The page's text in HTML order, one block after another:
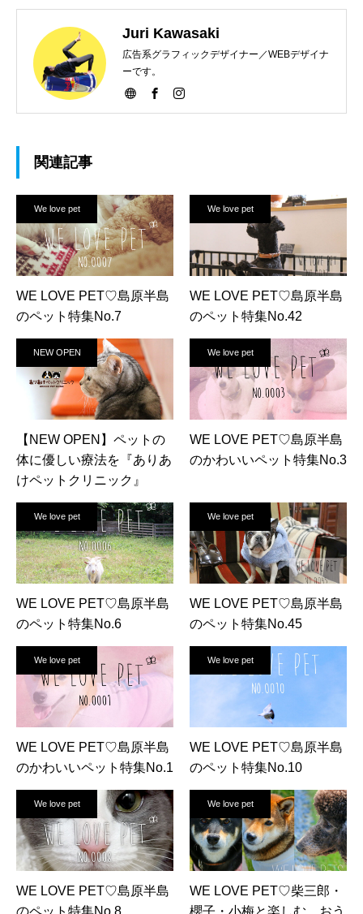
Juri Kawasaki
広告系グラフィックデザイナー／WEBデザイナ
ーです。
関連記事
We love pet
WE LOVE PET♡島原半島
のペット特集No.7
We love pet
WE LOVE PET♡島原半島
のペット特集No.42
NEW OPEN
【NEW OPEN】ペットの
体に優しい療法を『ありあ
けペットクリニック』
We love pet
WE LOVE PET♡島原半島
のかわいいペット特集No.3
We love pet
WE LOVE PET♡島原半島
のペット特集No.6
We love pet
WE LOVE PET♡島原半島
のペット特集No.45
We love pet
WE LOVE PET♡島原半島
のかわいいペット特集No.1
We love pet
WE LOVE PET♡島原半島
のペット特集No.10
We love pet
WE LOVE PET♡島原半島
のペット特集No.8
We love pet
WE LOVE PET♡柴三郎・
櫻子・小梅と楽しむ、おう